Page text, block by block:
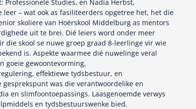
Professionele Studies, en Nadia Herbst,
– wat ook as fasiliteerders opgetree het, het die
skoliere van Hoërskool Middelburg as mentors
uit te brei. Dié leiers word onder meer
die skool se nuwe groep graad 8-leerlinge vir wie
is. Aspekte waarmee dié nuwelinge veral
goeie gewoontevorming,
effektiewe tydsbestuur, en
was die verantwoordelike en
en slimfoontoepassings. Laasgenoemde verwys
en tydsbestuurswenke bied.